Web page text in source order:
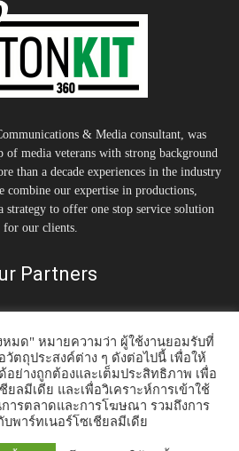
& Media consultant, was
of media veterans with strong background
than a decade experiences in the industry
combine our expertise in productions,
strategy to offer one stop service solution
for our clients.
Partners
คนต้นคิด Work & Living
Trending Story
มด" หมายความว่า ผู้ใช้งานยอมรับที่
วัตถุประสงค์ต่าง ๆ ดังต่อไปนี้ เพื่อให้
อย่างถูกต้องและเต็มประสิทธิภาพ เพื่อ
ลมีเดีย และเพื่อวิเคราะห์การเข้าใช้
ารตลาดและการโฆษณา รวมถึงการ
พาร์ทเนอร์โซเชียลมีเดีย